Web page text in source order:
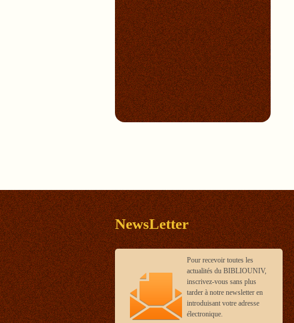
NewsLetter
Pour recevoir toutes les
actualités du BIBLIOUNIV,
inscrivez-vous sans plus
tarder à notre newsletter en
introduisant votre adresse
électronique.